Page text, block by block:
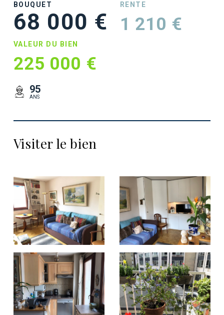
BOUQUET
68 000 €
RENTE
1 210 €
VALEUR DU BIEN
225 000 €
95
ANS
Visiter le bien